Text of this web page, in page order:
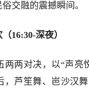
交融的震撼瞬间。
16:30-深夜）
两两对决，以“声亮
，芦笙舞、岜沙汉